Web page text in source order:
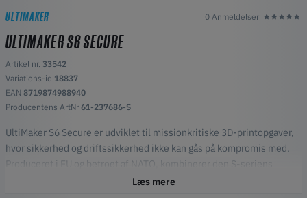
ULTIMAKER 0 Anmeldelser
ULTIMAKER S6 SECURE
Artikel nr. 33542
Variations-id 18837
EAN 8719874988940
Producentens ArtNr 61-237686-S
UltiMaker S6 Secure er udviklet til missionkritiske 3D-printopgaver,
hvor sikkerhed og driftssikkerhed ikke kan gås på kompromis med.
Produceret i EU og betroet af NATO, kombinerer den S-seriens
dokumenterede ydeevne med et kompakt, luftisoleret system
Læs mere